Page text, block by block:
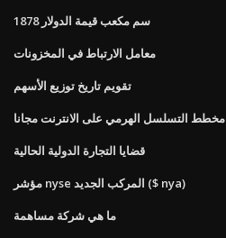
1878 سم مكعب قيمة الدولار
معامل الارتباط في المخزونات
تقويم تاريخ توزيع الأسهم
مخطط التسلسل الهرمي على الانترنت مجانا
قضايا التجارة الدولية الحالية
مؤشر nyse المركب الجديد ($ nya)
ما هي شركة مساهمة